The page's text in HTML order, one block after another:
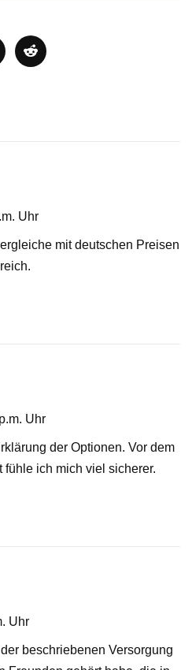
Uhr
mit deutschen Preisen
Uhr
der Optionen. Vor dem
fühle ich mich viel sicherer.
Uhr
beschriebenen Versorgung